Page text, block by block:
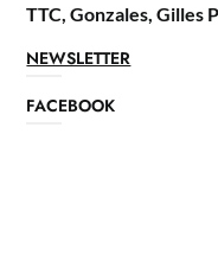
TTC, Gonzales, Gilles
NEWSLETTER
FACEBOOK